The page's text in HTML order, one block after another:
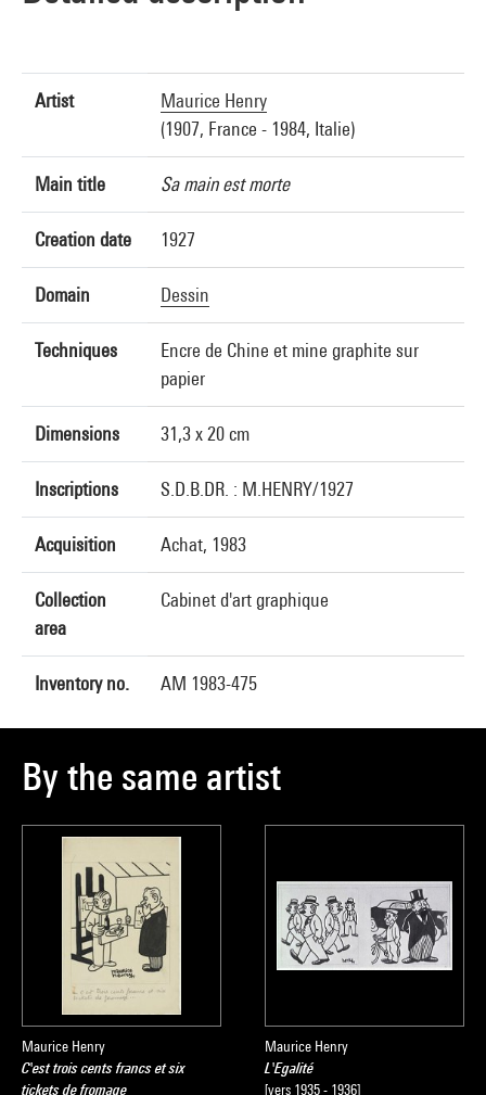
Artist
Maurice Henry
(1907, France - 1984, Italie)
Main title Sa main est morte
Creation date 1927
Domain Dessin
Techniques
Encre de Chine et mine graphite sur
papier
Dimensions 31,3 x 20 cm
Inscriptions S.D.B.DR. : M.HENRY/1927
Acquisition Achat, 1983
Collection
area
Cabinet d'art graphique
Inventory no. AM 1983-475
By the same artist
Maurice Henry
C'est trois cents francs et six
tickets de fromage
Maurice Henry
L'Egalité
[vers 1935 - 1936]